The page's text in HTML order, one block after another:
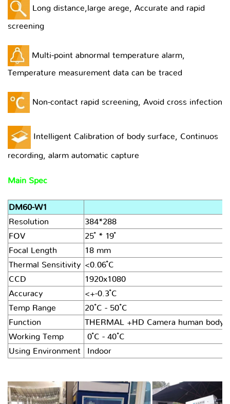
Long distance,large arege, Accurate and rapid
screening
Multi-point abnormal temperature alarm,
Temperature measurement data can be traced
Non-contact rapid screening, Avoid cross infection
Intelligent Calibration of body surface, Continuos
recording, alarm automatic capture
Main Spec
DM60-W1
Resolution
384*288
FOV
25 ํ * 19 ํ
Focal Length
18 mm
Thermal Sensitivity <0.06 ํC
CCD
1920x1080
Accuracy
<+-0.3 ํC
Temp Range
20 ํC - 50 ํC
Function
THERMAL +HD Camera human
Working Temp
0 ํC - 40 ํC
Using Environment
Indoor